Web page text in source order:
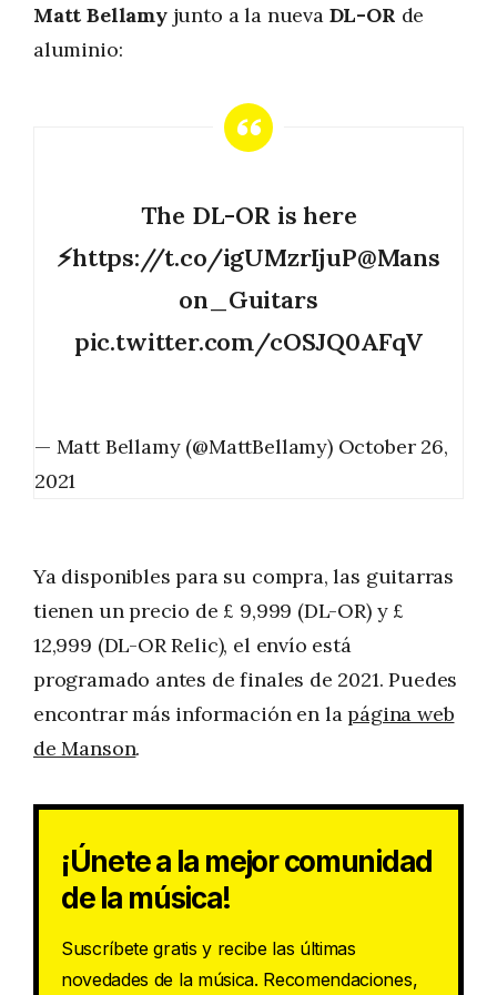
Matt Bellamyjunto a la nueva DL-OR de
aluminio:
The DL-OR is here
⚡https://t.co/igUMzrIjuP@Mans
on_Guitars
pic.twitter.com/cOSJQ0AFqV
— Matt Bellamy (@MattBellamy) October 26,
2021
Ya disponibles para su compra, las guitarras
tienen un precio de £ 9,999 (DL-OR) y £
12,999 (DL-OR Relic), el envío está
programado antes de finales de 2021. Puedes
encontrar más información en lapágina web
de Manson.
¡Únete a la mejor comunidad
de la música!
Suscríbete gratis y recibe las últimas
novedades de la música. Recomendaciones,